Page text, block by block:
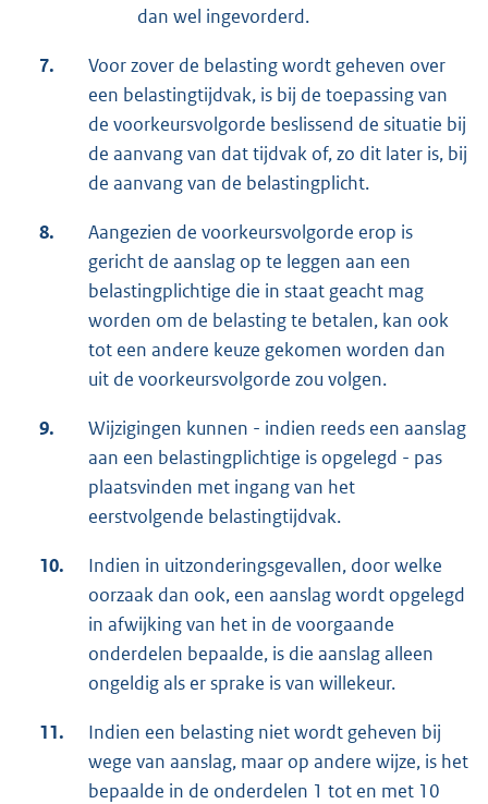
dan wel ingevorderd.
7.
Voor zover de belasting wordt geheven over
een belastingtijdvak, is bij de toepassing van
de voorkeursvolgorde beslissend de situatie bij
de aanvang van dat tijdvak of, zo dit later is, bij
de aanvang van de belastingplicht.
8.
Aangezien de voorkeursvolgorde erop is
gericht de aanslag op te leggen aan een
belastingplichtige die in staat geacht mag
worden om de belasting te betalen, kan ook
tot een andere keuze gekomen worden dan
uit de voorkeursvolgorde zou volgen.
9.
Wijzigingen kunnen - indien reeds een aanslag
aan een belastingplichtige is opgelegd - pas
plaatsvinden met ingang van het
eerstvolgende belastingtijdvak.
10.
Indien in uitzonderingsgevallen, door welke
oorzaak dan ook, een aanslag wordt opgelegd
in afwijking van het in de voorgaande
onderdelen bepaalde, is die aanslag alleen
ongeldig als er sprake is van willekeur.
11.
Indien een belasting niet wordt geheven bij
wege van aanslag, maar op andere wijze, is het
bepaalde in de onderdelen 1 tot en met 10